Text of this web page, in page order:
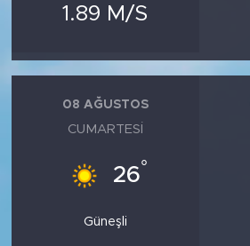
1.89 M/S
08 AĞUSTOS
CUMARTESI
26°
Güneşli